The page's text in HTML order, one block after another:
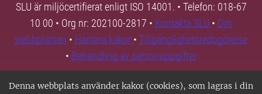
Denna webbplats använder kakor (cookies), som lagras i din
SLU är miljöcertifierat enligt ISO 14001. • Telefon: 018-67
10 00 • Org nr: 202100-2817 • Kontakta SLU • Om
webbplatsen • Hantera kakor • Tillgänglighetsredogörelse
• Behandling av personuppgifter